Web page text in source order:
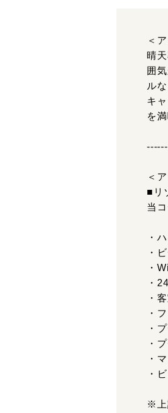
＜
晴
囲
ル
キ
を
＜
■リ
当
・
・
・
・
・
・
・
・
・
・
※上